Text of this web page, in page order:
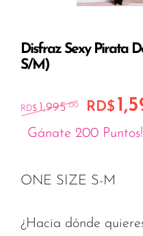
Disfraz Sexy Pirata
S/M)
RD$ 1,995.00 El precio
RD$
Gánate 200 Puntos!
ONE SIZE S-M
¿Hacia dónde